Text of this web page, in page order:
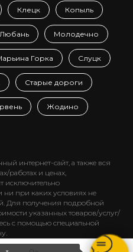
Клецк Копыль
Любань Молодечно
Горка Слуцк
Старые дороги
Жодино
интернет-сайт, а также вся
работах и ценах,
исключительно
при каких условиях не
Для получения подробной
указанных товаров/услуг/
с помощью специальной